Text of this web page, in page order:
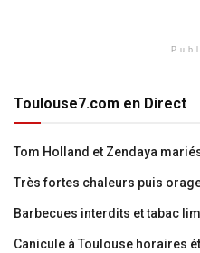
Toulouse7.com en Direct
Tom Holland et Zendaya
Très fortes chaleurs puis
Barbecues interdits et tabac
Canicule à Toulouse horaires